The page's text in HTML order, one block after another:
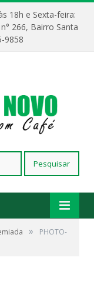
18h e Sexta-feira:
266, Bairro Santa
9858
»
PHOTO-